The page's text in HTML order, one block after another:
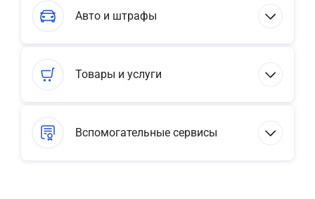
Авто и штрафы
Товары и услуги
Вспомогательные сервисы